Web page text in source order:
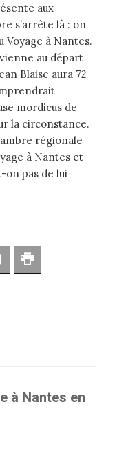
aux
s’arrête là : on
Voyage à Nantes.
au départ
Blaise aura 72
mordicus de
la circonstance.
régionale
à Nantes et
on pas de lui
mail
Marque-page
à Nantes en